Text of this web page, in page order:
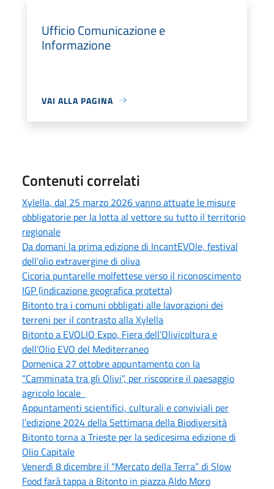
Ufficio Comunicazione e
Informazione
VAI ALLA PAGINA
Contenuti correlati
Xylella, dal 25 marzo 2026 vanno attuate le misure
obbligatorie per la lotta al vettore su tutto il territorio
regionale
Da domani la prima edizione di IncantEVOle, festival
dell’olio extravergine di oliva
Cicoria puntarelle molfettese verso il riconoscimento
IGP (indicazione geografica protetta)
Bitonto tra i comuni obbligati alle lavorazioni dei
terreni per il contrasto alla Xylella
Bitonto a EVOLIO Expo, Fiera dell’Olivicoltura e
dell’Olio EVO del Mediterraneo
Domenica 27 ottobre appuntamento con la
“Camminata tra gli Olivi”, per riscoprire il paesaggio
agricolo locale
Appuntamenti scientifici, culturali e conviviali per
l’edizione 2024 della Settimana della Biodiversità
Bitonto torna a Trieste per la sedicesima edizione di
Olio Capitale
Venerdì 8 dicembre il “Mercato della Terra” di Slow
Food farà tappa a Bitonto in piazza Aldo Moro